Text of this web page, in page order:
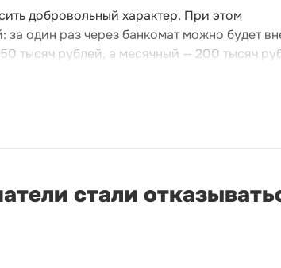
добровольный характер. При этом
один раз через банкомат можно будет
тысяч рублей, а месячный — 200 тысяч
стали